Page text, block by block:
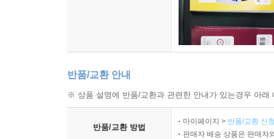
반품/교환 안내
※ 상품 설명에 반품/교환과 관련한 안내가 있는경우 아
반품/교환 방법
마이페이지 > 반품/교환 신
판매자 배송 상품은 판매자